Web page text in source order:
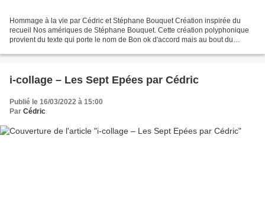
Hommage à la vie par Cédric et Stéphane Bouquet Création inspirée du
recueil Nos amériques de Stéphane Bouquet. Cette création polyphonique
provient du texte qui porte le nom de Bon ok d'accord mais au bout du
i-collage – Les Sept Epées par Cédric
Publié le 16/03/2022 à 15:00
Par Cédric